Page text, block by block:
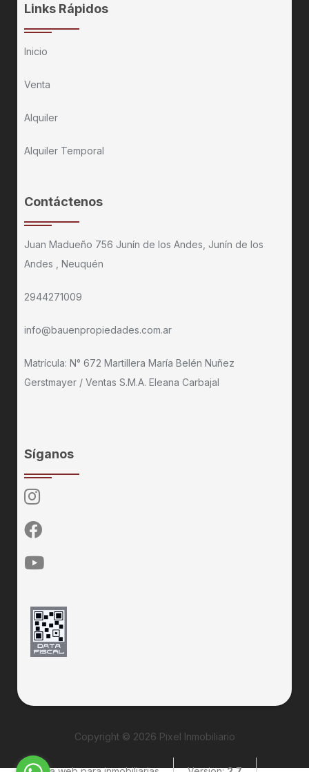
Links Rápidos
Inicio
Venta
Alquiler
Alquiler Temporal
Contáctenos
Juan Madueño 756 Junín de los Andes, Junín de los
Andes , Neuquén
2944271009
info@bauenpropiedades.com.ar
Matrícula: N° 672 Martillera María Belén Nuñez
Gerstmayer / Ventas S.M.A. Eleana Carbajal
Síganos
Copyright © 2026 Pixel Inmobiliario